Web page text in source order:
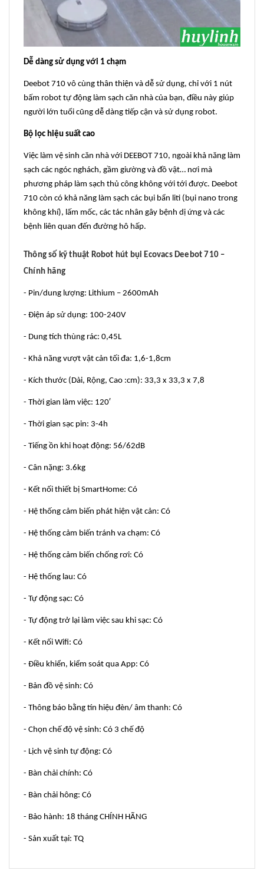
Dễ dàng sử dụng với 1 chạm
Deebot 710 vô cùng thân thiện và dễ sử dụng, chỉ với 1 nút
bấm robot tự động làm sạch căn nhà của bạn, điều này giúp
người lớn tuổi cũng dễ dàng tiếp cận và sử dụng robot.
Bộ lọc hiệu suất cao
Việc làm vệ sinh căn nhà với DEEBOT 710, ngoài khả năng làm
sạch các ngóc nghách, gầm giường và đồ vật… nơi mà
phương pháp làm sạch thủ công không với tới được. Deebot
710 còn có khả năng làm sạch các bụi bẩn liti (bụi nano trong
không khí), lấm mốc, các tác nhân gây bệnh dị ứng và các
bệnh liên quan đến đường hô hấp.
Thông số kỹ thuật Robot hút bụi Ecovacs Deebot 710 –
Chính hãng
- Pin/dung lượng: Lithium – 2600mAh
- Điện áp sử dụng: 100-240V
- Dung tích thùng rác: 0,45L
- Khả năng vượt vật cản tối đa: 1,6-1,8cm
- Kích thước (Dài, Rộng, Cao :cm): 33,3 x 33,3 x 7,8
- Thời gian làm việc: 120′
- Thời gian sạc pin: 3-4h
- Tiếng ồn khi hoạt động: 56/62dB
- Cân nặng: 3.6kg
- Kết nối thiết bị SmartHome: Có
- Hệ thống cảm biến phát hiện vật cản: Có
- Hệ thống cảm biến tránh va chạm: Có
- Hệ thống cảm biến chống rơi: Có
- Hệ thống lau: Có
- Tự động sạc: Có
- Tự động trở lại làm việc sau khi sạc: Có
- Kết nối Wifi: Có
- Điều khiển, kiểm soát qua App: Có
- Bản đồ vệ sinh: Có
- Thông báo bằng tín hiệu đèn/ âm thanh: Có
- Chọn chế độ vệ sinh: Có 3 chế độ
- Lịch vệ sinh tự động: Có
- Bàn chải chính: Có
- Bàn chải hông: Có
- Bảo hành: 18 tháng CHÍNH HÃNG
- Sản xuất tại: TQ